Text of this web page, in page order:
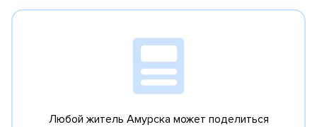
Любой житель Амурска может поделиться